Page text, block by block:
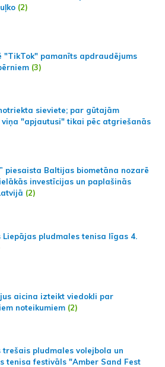
(2)
"TikTok" pamanīts apdraudējums
(3)
sieviete; par gūtajām
"apjautusi" tikai pēc atgriešanās
piesaista Baltijas biometāna nozarē
investīcijas un paplašinās
(2)
pludmales tenisa līgas 4.
aicina izteikt viedokli par
noteikumiem (2)
pludmales volejbola un
tenisa festivāls "Amber Sand Fest